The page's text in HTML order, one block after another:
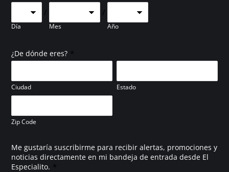
Día
/
Mes
/
Año
¿De dónde eres? *
Ciudad Estado
Zip Code
Me gustaría suscribirme para recibir alertas, promociones y
noticias directamente en mi bandeja de entrada desde El
Especialito. *